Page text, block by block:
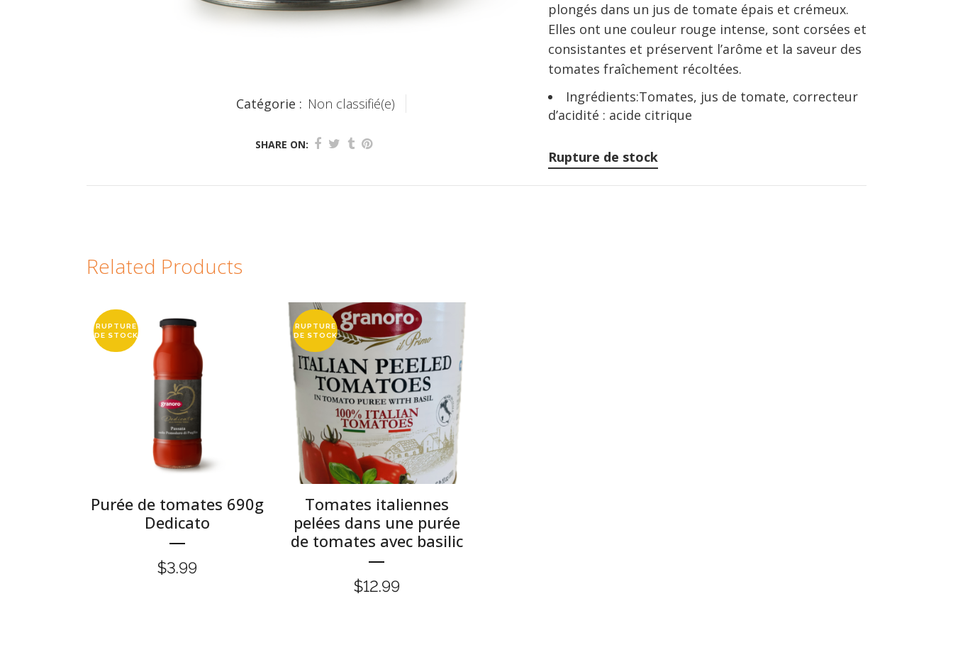
plongés dans un jus de tomate épais et crémeux.
Elles ont une couleur rouge intense, sont corsées et
consistantes et préservent l’arôme et la saveur des
tomates fraîchement récoltées.
Ingrédients:Tomates, jus de tomate, correcteur
d’acidité : acide citrique
Rupture de stock
Catégorie : Non classifié(e)
SHARE ON:
Related Products
RUPTURE
DE STOCK
Purée de tomates 690g
Dedicato
$3.99
RUPTURE
DE STOCK
Tomates italiennes
pelées dans une purée
de tomates avec basilic
$12.99